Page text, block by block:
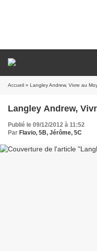
Accueil » Langley Andrew, Vivre au
Langley Andrew,
Publié le 09/12/2012 à 11:52
Par Flavio, 5B, Jérôme, 5C